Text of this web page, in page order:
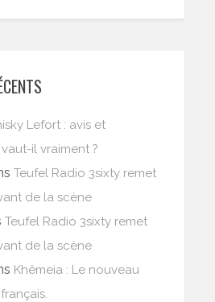
Lefort : avis et
il vraiment ?
Teufel Radio 3sixty remet
de la scène
Teufel Radio 3sixty remet
de la scène
Khêmeia : Le nouveau